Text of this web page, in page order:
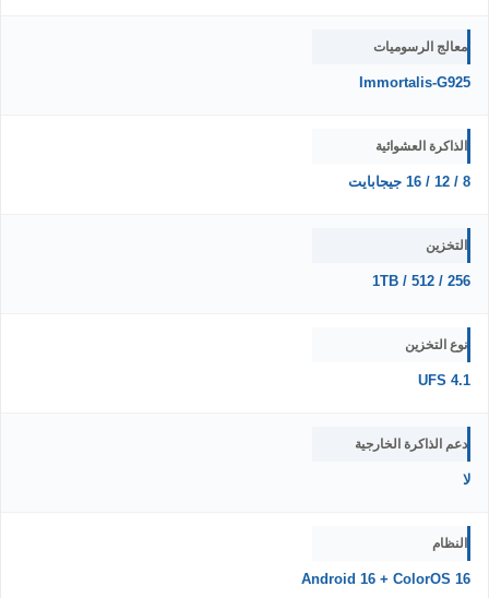
معالج الرسوميات
Immortalis-G925
الذاكرة العشوائية
8 / 12 / 16 جيجابايت
التخزين
256 / 512 / 1TB
نوع التخزين
UFS 4.1
دعم الذاكرة الخارجية
لا
النظام
Android 16 + ColorOS 16